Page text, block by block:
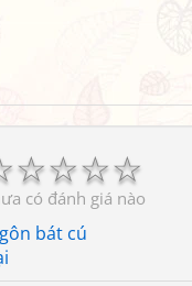
☆
☆
☆
☆
có đánh giá nào
bát cú